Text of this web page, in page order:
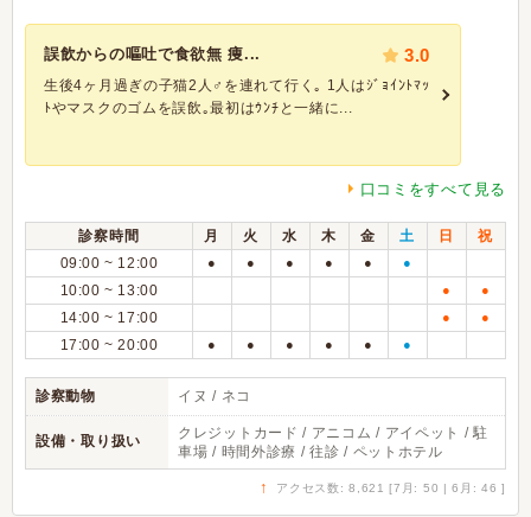
誤飲からの嘔吐で食欲無 痩... 3.0
生後4ヶ月過ぎの子猫2人♂を連れて行く｡ 1人はｼﾞｮｲﾝﾄﾏｯ
ﾄやマスクのゴムを誤飲｡最初はｳﾝﾁと一緒に...
口コミをすべて見る
診察時間 月 火 水 木 金 土 日
祝
09:00 ~ 12:00
● ● ● ● ● ●
10:00 ~ 13:00 ● ●
14:00 ~ 17:00 ● ●
17:00 ~ 20:00 ● ● ● ● ● ●
診察動物 イヌ / ネコ
設備・取り扱い
クレジットカード / アニコム / アイペット / 駐
車場 / 時間外診療 / 往診 / ペットホテル
↑ アクセス数: 8,621 [7月: 50 | 6月: 46 ]